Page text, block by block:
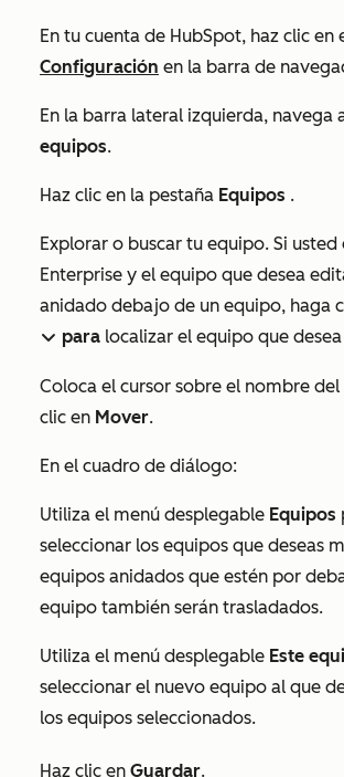
En tu cuenta de HubSpot, haz clic en
Configuración en la barra de
En la barra lateral izquierda, navega
equipos.
Haz clic en la pestaña Equipos .
Explorar o buscar tu equipo. Si usted
Enterprise y el equipo que desea
anidado debajo de un equipo, haga
downIcon para localizar el equipo que
Coloca el cursor sobre el nombre
clic en Mover.
En el cuadro de diálogo:
Utiliza el menú desplegable Equipos
seleccionar los equipos que deseas
equipos anidados que estén por
equipo también serán trasladados.
Utiliza el menú desplegable Este
seleccionar el nuevo equipo al que
los equipos seleccionados.
Haz clic en Guardar.